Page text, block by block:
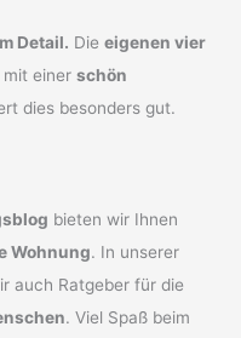
Detail. Dieeigenen vier
mit einerschön
dies besonders gut.
bieten wir Ihnen
Wohnung. In unserer
auch Ratgeber für die
. Viel Spaß beim